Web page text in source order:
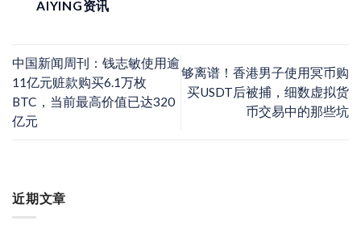
近期文章
AIYING资讯
中国新闻周刊：钱志敏使用逾
11亿元赃款购买6.1万枚
BTC，当前最高价值已达320
亿元
够离谱！香港男子使用冥币购
买USDT后被捕，细数虚拟货
币交易中的那些坑